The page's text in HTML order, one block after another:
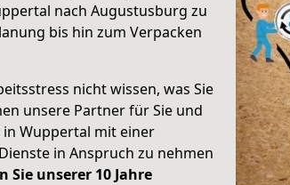
nach Augustusburg zu
bis hin zum Verpacken
nicht wissen, was Sie
unsere Partner für Sie und
in Wuppertal mit einer
in Anspruch zu nehmen
Sie unserer 10 Jahre